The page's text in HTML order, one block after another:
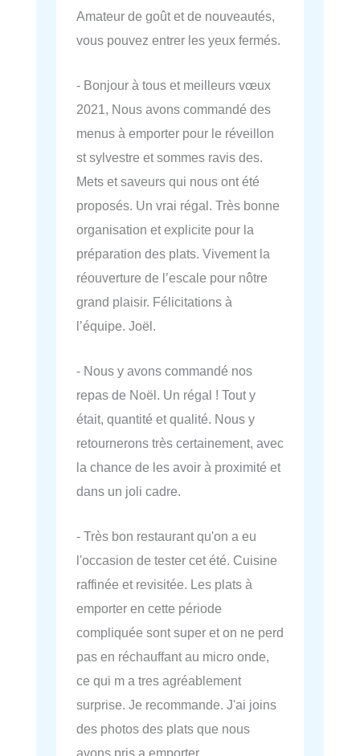
Amateur de goût et de nouveautés,
vous pouvez entrer les yeux fermés.
- Bonjour à tous et meilleurs vœux
2021, Nous avons commandé des
menus à emporter pour le réveillon
st sylvestre et sommes ravis des.
Mets et saveurs qui nous ont été
proposés. Un vrai régal. Très bonne
organisation et explicite pour la
préparation des plats. Vivement la
réouverture de l’escale pour nôtre
grand plaisir. Félicitations à
l’équipe. Joël.
- Nous y avons commandé nos
repas de Noël. Un régal ! Tout y
était, quantité et qualité. Nous y
retournerons très certainement, avec
la chance de les avoir à proximité et
dans un joli cadre.
- Très bon restaurant qu'on a eu
l'occasion de tester cet été. Cuisine
raffinée et revisitée. Les plats à
emporter en cette période
compliquée sont super et on ne perd
pas en réchauffant au micro onde,
ce qui m a tres agréablement
surprise. Je recommande. J'ai joins
des photos des plats que nous
avons pris a emporter.